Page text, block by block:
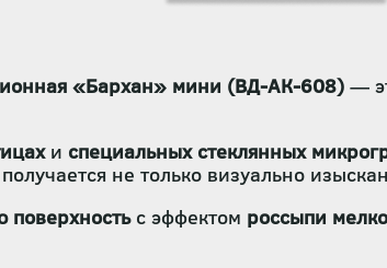
«Бархан» мини (ВД-АК-608) —
и специальных стеклянных
не только визуально
поверхностьс эффектом россыпи